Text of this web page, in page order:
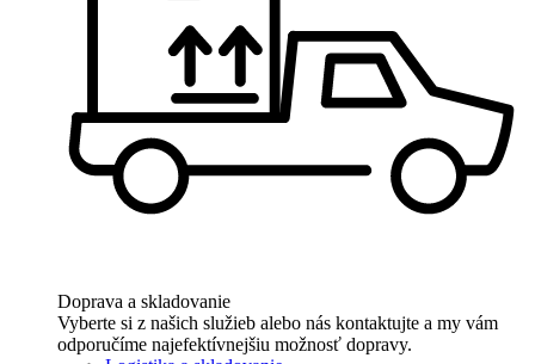
Doprava a skladovanie
Vyberte si z našich služieb alebo nás kontaktujte a my vám
odporučíme najefektívnejšiu možnosť dopravy.